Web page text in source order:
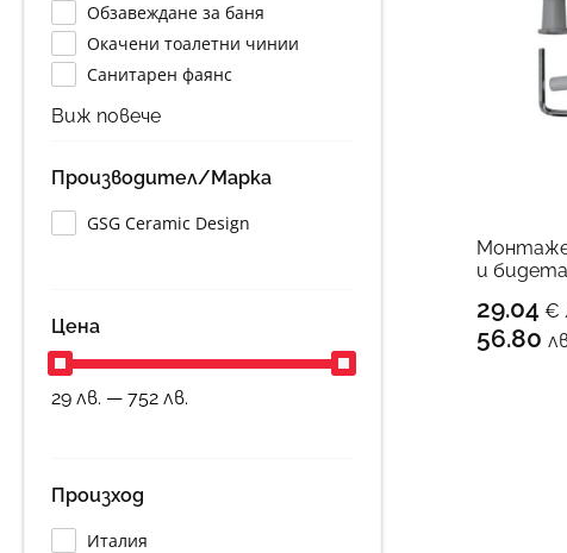
Обзавеждане за баня
Окачени тоалетни чинии
Санитарен фаянс
Производител/Марка
GSG Ceramic Design
Цена
29 лв. — 752 лв.
Произход
Италия
и бидета
29.04 €
56.80